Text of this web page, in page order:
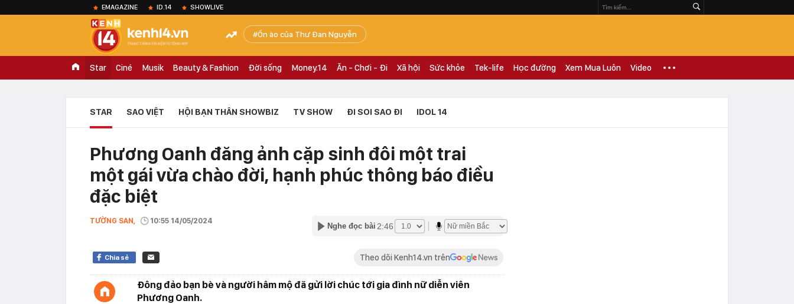
EMAGAZINE ID.14 SHOWLIVE
Ồn ào của Thư Đan Nguyễn
Star Ciné Musik Beauty & Fashion Đời sống Money.14 Ăn - Chơi - Đi Xã hội Sức khỏe Tek-life Học đường Xem Mua Luôn Video
STAR SAO VIỆT HỘI BẠN THÂN SHOWBIZ TV SHOW ĐI SOI SAO ĐI IDOL 14
Phương Oanh đăng ảnh cặp sinh đôi một trai
một gái vừa chào đời, hạnh phúc thông báo điều
đặc biệt
TƯỜNG SAN, 10:55 14/05/2024
Nghe đọc bài 2:46
Chia sẻ Theo dõi Kenh14.vn trên
Đông đảo bạn bè và người hâm mộ đã gửi lời chúc tới gia đình nữ diễn viên
Phương Oanh.